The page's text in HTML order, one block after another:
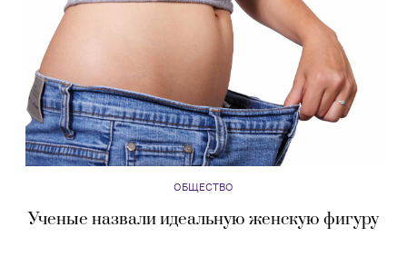
ОБЩЕСТВО
Ученые назвали идеальную женскую фигуру